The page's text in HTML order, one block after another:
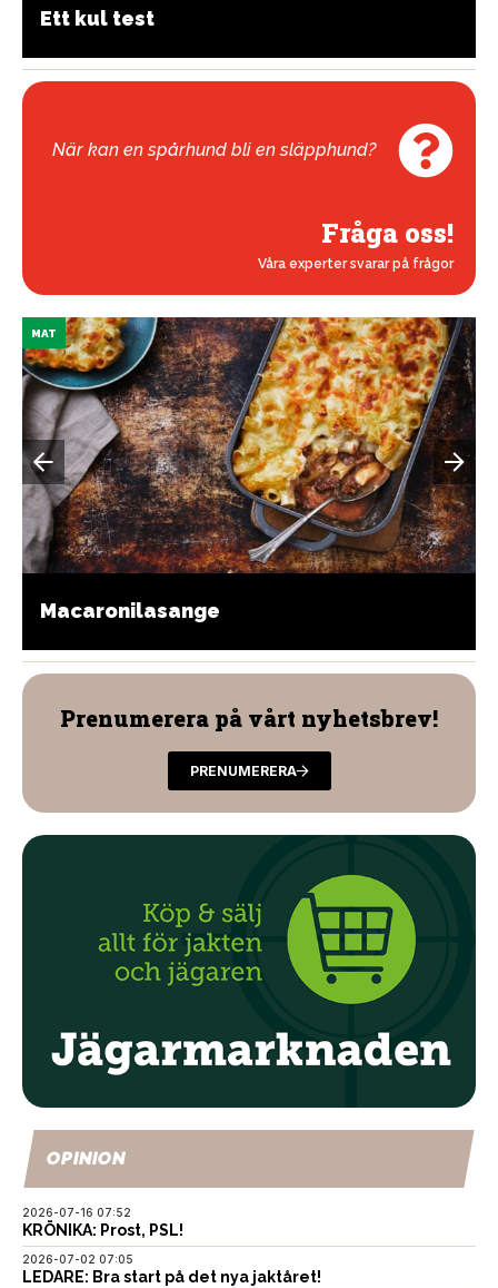
Ett kul test
När kan en spårhund bli en släpphund?
Fråga oss!
Våra experter svarar på frågor
MAT
Macaronilasange
Prenumerera på vårt nyhetsbrev!
PRENUMERERA
OPINION
2026-07-16 07:52
KRÖNIKA: Prost, PSL!
2026-07-02 07:05
LEDARE: Bra start på det nya jaktåret!